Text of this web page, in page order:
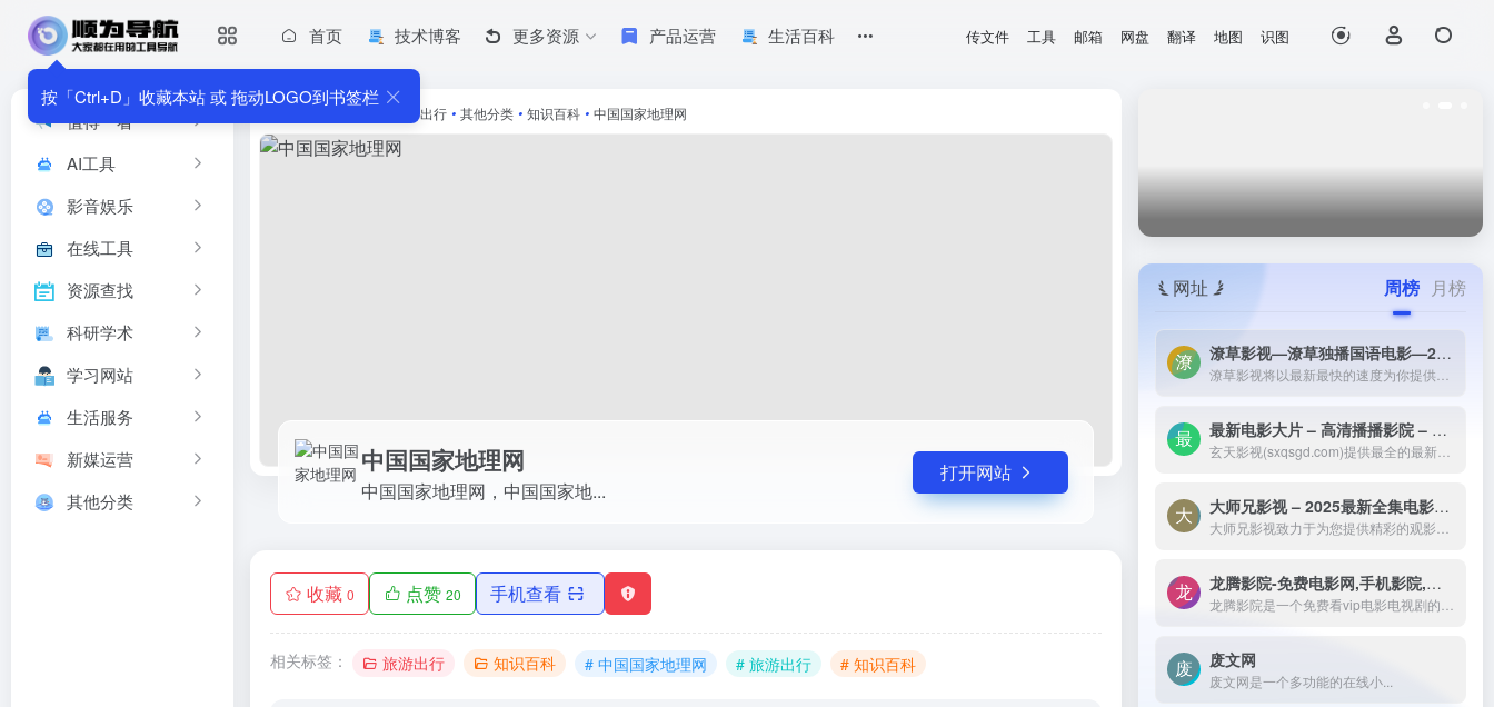
按「Ctrl+D」收藏本站 或 拖动LOGO到书签栏
首页 技术博客 更多资源 产品运营 生活百科 传文件 工具 邮箱 网盘 翻译 地图 识图
值得一看
AI工具
影音娱乐
在线工具
资源查找
科研学术
学习网站
生活服务
新媒运营
其他分类
旅游出行 • 其他分类 • 知识百科 • 中国国家地理网
中国国家地理网
中国国家地理网，中国国家地...
打开网站
收藏 0 点赞 20 手机查看
相关标签： 旅游出行 知识百科 # 中国国家地理网 # 旅游出行 # 知识百科
中国国家地理网
中国国家地理网，中国国家地...
网址 周榜 月榜
潦草影视—潦草独播国语电影—2023最新国语大片—免费国语潦草电影网-潦草影视将以最新最快的速度为你提供：最新电影电视剧的介绍和高速观看地址，好看的电影电视剧在线观看尽在潦草影视，为了更好的服务您，我们正在努力做最好的电影电视剧网站！
最新电影大片 – 高清播播影院 – 最新好看的电视剧免费在线观看 _ 玄天影视-玄天影视(sxqsgd.com)提供最全的最新电影大片，最热电视剧，韩国电视剧、香港TVB电视剧、韩剧、日剧、美剧、综艺、动漫的在线观看，无需下载任何播放器即可在线免费观看，每天第一时间更新，欢迎影迷到玄天
大师兄影视 – 2025最新全集电影电视剧_高清短剧视频免费在线观看-大师兄影视致力于为您提供精彩的观影选择，包括热门电影、电视剧、短剧、最新综艺节目和经典动漫。我们实时更新影片，确保您能享受最新、最全面的在线电影免费观看，更多高清资源尽在大师兄影院网。
龙腾影院-免费电影网,手机影院,高清影视大全-龙腾影院是一个免费看vip电影电视剧的网站，拥有海量、优质、高清电影和好看的电视剧，搞笑综艺及新番动漫，无须会员即可无广告观看全网影视作品，看电影来龙腾影院准没错。
废文网
废文网是一个多功能的在线小...